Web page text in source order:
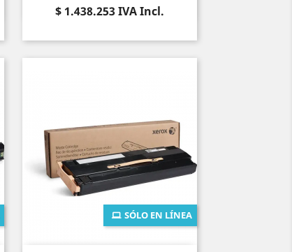
Precio
$ 1.438.253IVA Incl.
SÓLO EN LÍNEA